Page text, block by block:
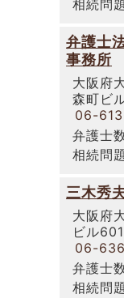
相続問
弁護士
事務所
大阪府
森町ビ
06-
弁護士
相続問
三木秀
大阪府
ビル601
06-
弁護士
相続問